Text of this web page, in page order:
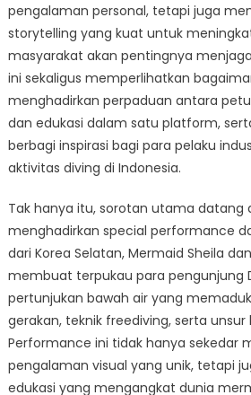
pengalaman personal, tetapi juga
storytelling yang kuat untuk
masyarakat akan pentingnya
ini sekaligus memperlihatkan
menghadirkan perpaduan antara
dan edukasi dalam satu platform,
berbagi inspirasi bagi para pelaku
aktivitas diving di Indonesia.
Tak hanya itu, sorotan utama datang
menghadirkan special performance
dari Korea Selatan, Mermaid Sheila
membuat terpukau para pengunjung
pertunjukan bawah air yang
gerakan, teknik freediving, serta
Performance ini tidak hanya sekedar
pengalaman visual yang unik, tetapi
edukasi yang mengangkat dunia